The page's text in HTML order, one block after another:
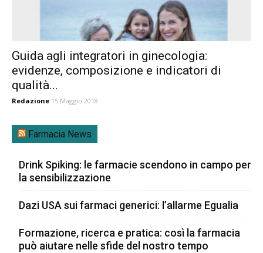
Guida agli integratori in ginecologia:
evidenze, composizione e indicatori di
qualità...
Redazione 15 Maggio 2018
Farmacia News
Drink Spiking: le farmacie scendono in campo per
la sensibilizzazione
Dazi USA sui farmaci generici: l’allarme Egualia
Formazione, ricerca e pratica: così la farmacia
può aiutare nelle sfide del nostro tempo